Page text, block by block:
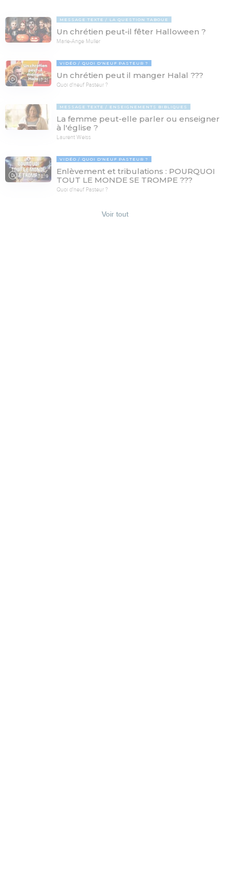
MESSAGE TEXTE LA QUESTION TABOUE
Un chrétien peut-il fêter Halloween ?
Marie-Ange Muller
17:21
VIDÉO QUOI D'NEUF PASTEUR ?
Un chrétien peut il manger Halal ???
Quoi d'neuf Pasteur ?
MESSAGE TEXTE ENSEIGNEMENTS BIBLIQUES
La femme peut-elle parler ou enseigner
à l'église ?
Laurent Weiss
78:19
VIDÉO QUOI D'NEUF PASTEUR ?
Enlèvement et tribulations : POURQUOI
TOUT LE MONDE SE TROMPE ???
Quoi d'neuf Pasteur ?
Voir tout